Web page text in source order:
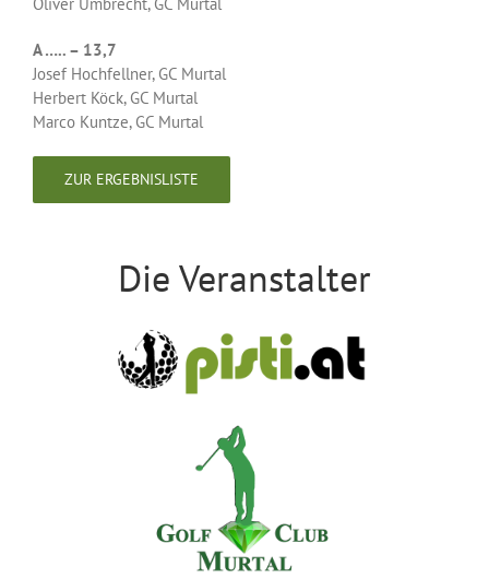
A ….. – 13,7
Josef Hochfellner, GC Murtal
Herbert Köck, GC Murtal
Marco Kuntze, GC Murtal
ZUR ERGEBNISLISTE
Die Veranstalter